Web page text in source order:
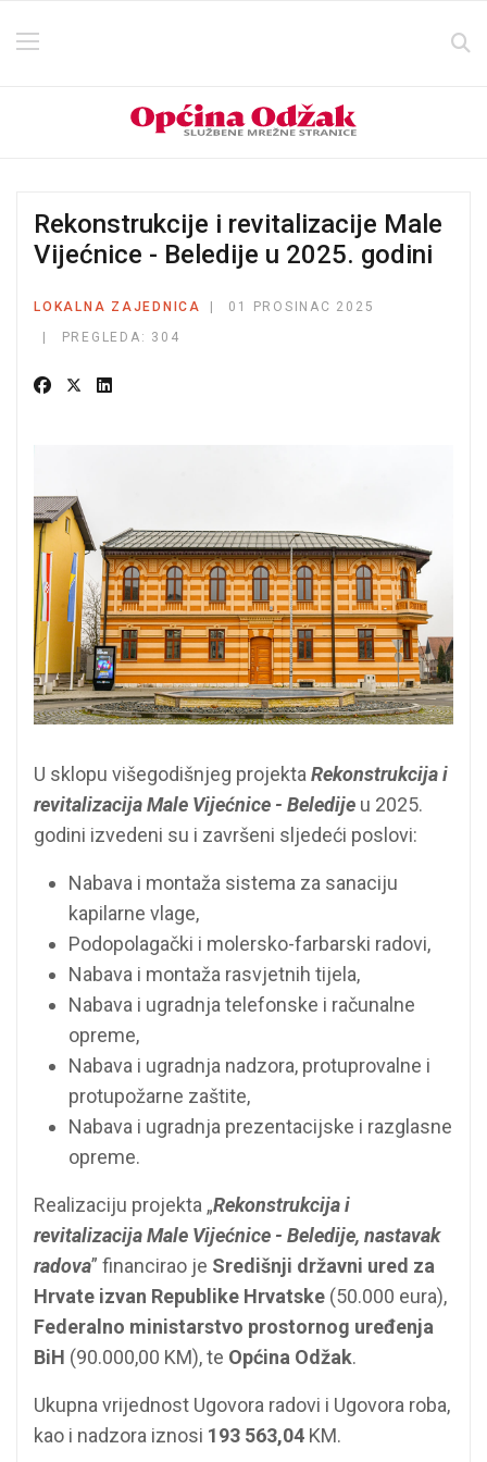
Rekonstrukcije i revitalizacije Male
Vijećnice - Beledije u 2025. godini
LOKALNA ZAJEDNICA
01 PROSINAC 2025
PREGLEDA: 304
U sklopu višegodišnjeg projektaRekonstrukcija i
revitalizacija Male Vijećnice - Beledije u 2025.
godini izvedeni su i završeni sljedeći poslovi:
Nabava i montaža sistema za sanaciju
kapilarne vlage,
Podopolagački i molersko-farbarski radovi,
Nabava i montaža rasvjetnih tijela,
Nabava i ugradnja telefonske i računalne
opreme,
Nabava i ugradnja nadzora, protuprovalne i
protupožarne zaštite,
Nabava i ugradnja prezentacijske i razglasne
opreme.
Realizaciju projekta „Rekonstrukcija i
revitalizacija Male Vijećnice - Beledije, nastavak
radova” financirao je Središnji državni ured za
Hrvate izvan Republike Hrvatske (50.000 eura),
Federalno ministarstvo prostornog uređenja
BiH (90.000,00 KM), te Općina Odžak.
Ukupna vrijednost Ugovora radovi i Ugovora roba,
kao i nadzora iznosi 193 563,04 KM.